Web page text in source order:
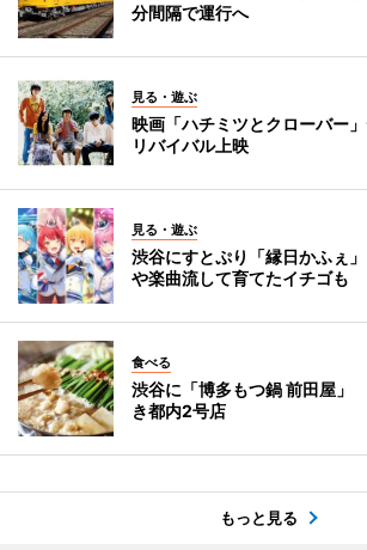
分間隔で運行へ
見る・遊ぶ
映画「ハチミツとクローバー
リバイバル上映
見る・遊ぶ
渋谷にすとぷり「縁日かふぇ
や楽曲流して育てたイチゴも
食べる
渋谷に「博多もつ鍋 前田屋」
き都内2号店
もっと見る